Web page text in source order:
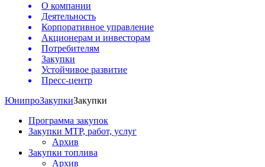
О компании
Деятельность
Корпоративное управление
Акционерам и инвесторам
Потребителям
Закупки
Устойчивое развитие
Пресс-центр
ЮнипроЗакупкиЗакупки
Программа закупок
Закупки МТР, работ, услуг
Архив
Закупки топлива
Архив